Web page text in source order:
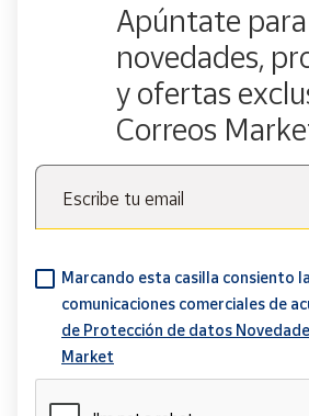
Apúntate
novedades,
y ofertas
Correos
Escribe tu email
Marcando esta casilla consiento
comunicaciones comerciales de
de Protección de datos
Market